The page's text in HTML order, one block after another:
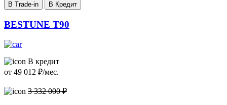
В Trade-in В Кредит
BESTUNE T90
В кредит
от 49 012 ₽/мес.
3 332 000 ₽